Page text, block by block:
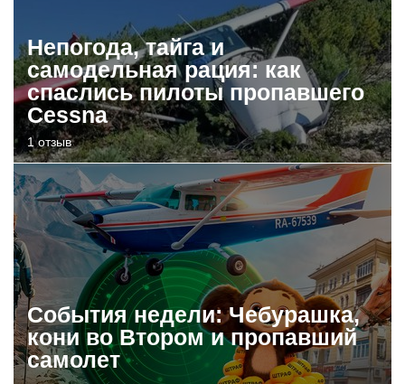
Непогода, тайга и
самодельная рация: как
спаслись пилоты пропавшего
Cessna
1 отзыв
События недели: Чебурашка,
кони во Втором и пропавший
самолет